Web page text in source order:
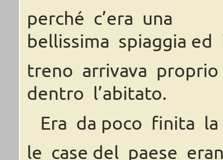
perché c’era una
bellissima spiaggia ed
treno arrivava proprio
dentro l’abitato.
Era da poco finita la
le case del paese